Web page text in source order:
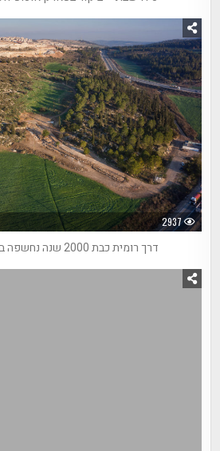
2937
דרך רומית כבת 2000 שנה נחשפה בסמוך לבית שמש